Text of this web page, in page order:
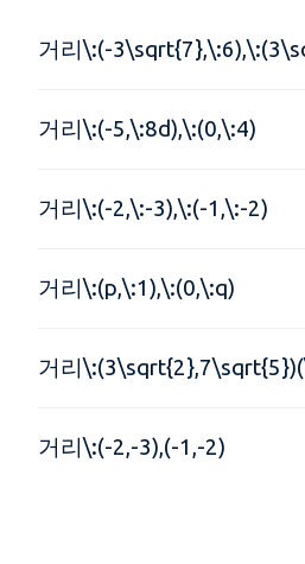
거리\:(-
거리\:(-5,\:8d),\:(0,\:4)
거리\:(-2,\:-3),\:(-1,\:-2)
거리\:(p,\:1),\:(0,\:q)
거리
거리\:(-2,-3),(-1,-2)